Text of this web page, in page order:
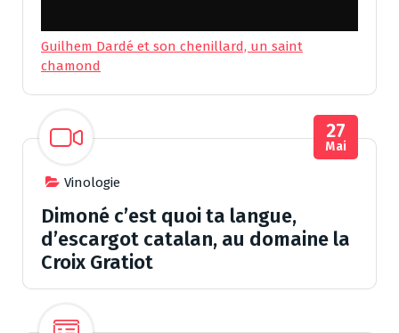
Guilhem Dardé et son chenillard, un saint
chamond
Vinologie
27
Mai
Dimoné c’est quoi ta langue,
d’escargot catalan, au domaine la
Croix Gratiot